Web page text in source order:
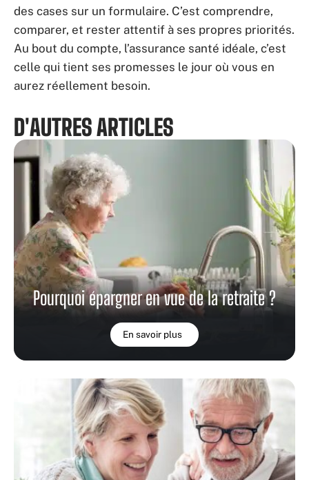
des cases sur un formulaire. C’est comprendre,
comparer, et rester attentif à ses propres priorités.
Au bout du compte, l’assurance santé idéale, c’est
celle qui tient ses promesses le jour où vous en
aurez réellement besoin.
D'AUTRES ARTICLES
Pourquoi épargner en vue de la retraite ?
En savoir plus